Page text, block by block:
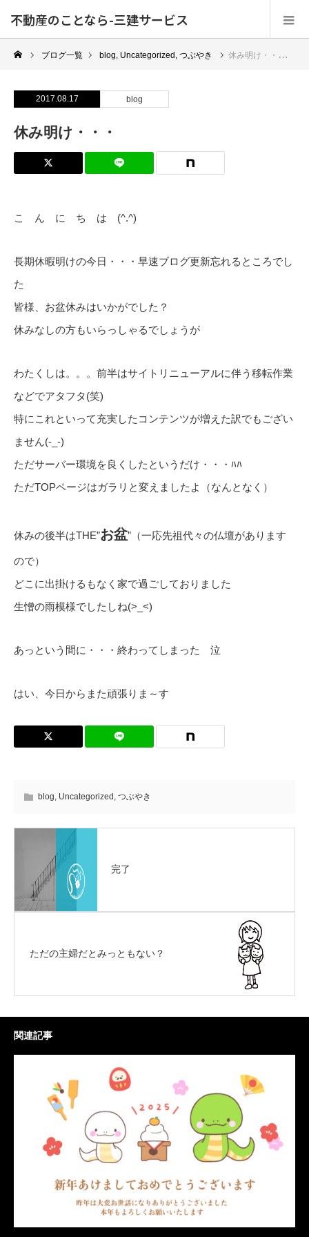
不動産のことなら-三建サービス
ブログ一覧 blog, Uncategorized , つぶやき 休み明け・・・
2017.08.17 blog
休み明け・・・
こ ん に ち は (^.^)
長期休暇明けの今日・・・早速ブログ更新忘れるところでし
た
皆様、お盆休みはいかがでした？
休みなしの方もいらっしゃるでしょうが
わたくしは。。。前半はサイトリニューアルに伴う移転作業
などでアタフタ(笑)
特にこれといって充実したコンテンツが増えた訳でもござい
ません(-_-)
ただサーバー環境を良くしたというだけ・・・ﾊﾊ
ただTOPページはガラリと変えましたよ（なんとなく）
休みの後半はTHE”お盆”（一応先祖代々の仏壇があります
ので）
どこに出掛けるもなく家で過ごしておりました
生憎の雨模様でしたしね(>_<)
あっという間に・・・終わってしまった 泣
はい、今日からまた頑張りま～す
blog, Uncategorized , つぶやき
完了
ただの主婦だとみっともない？
関連記事